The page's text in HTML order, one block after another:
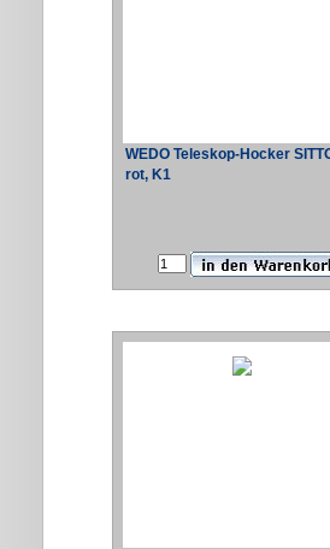
WEDO Teleskop-Hocker
rot, K1